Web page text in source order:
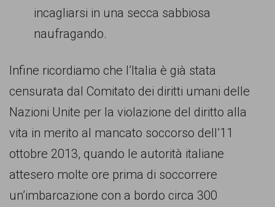
incagliarsi in una secca sabbiosa
naufragando.
Infine ricordiamo che l’Italia è già stata
censurata dal Comitato dei diritti umani delle
Nazioni Unite per la violazione del diritto alla
vita in merito al mancato soccorso dell’11
ottobre 2013, quando le autorità italiane
attesero molte ore prima di soccorrere
un’imbarcazione con a bordo circa 300